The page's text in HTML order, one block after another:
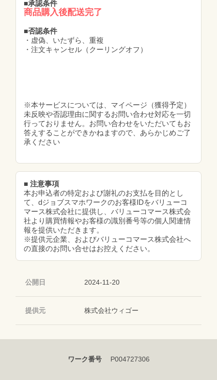
■承認条件
商品購入後配送完了
■否認条件
・虚偽、いたずら、重複
・注文キャンセル（クーリングオフ）
※本サービスについては、マイページ（獲得予定）
未反映や否認理由に関するお問い合わせ対応を一切
行っておりません。お問い合わせをいただいてもお
答えすることができかねますので、あらかじめご了
承ください
■ 注意事項
本お申込者の特定および謝礼のお支払を目的とし
て、dジョブスマホワークのお客様IDをバリューコ
マース株式会社に提供し、バリューコマース株式会
社より購買情報やお客様の識別番号等の個人関連情
報を提供いただきます。
※提供元企業、およびバリューコマース株式会社へ
の直接のお問い合せはお控えください。
公開日 2024-11-20
提供元 株式会社ウィゴー
ワーク番号 P004727306